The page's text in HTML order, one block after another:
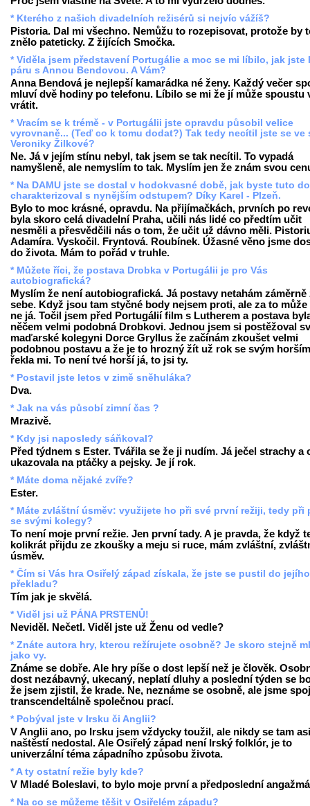
* Kterého z našich divadelních režisérů si nejvíc vážíš?
Pistoria. Dal mi všechno. Nemůžu to rozepisovat, protože by
znělo pateticky. Z žijících Smočka.
* Viděla jsem představení Portugálie a moc se mi líbilo, jak jste
páru s Annou Bendovou. A Vám?
Anna Bendová je nejlepší kamarádka né ženy. Každý večer
mluví dvě hodiny po telefonu. Líbilo se mi že jí může spoustu
vrátit.
* Vracím se k trémě - v Portugálii jste opravdu působil velice
vyrovnaně... (Teď co k tomu dodat?) Tak tedy necítil jste se ve
Veroniky Žilkové?
Ne. Já v jejím stínu nebyl, tak jsem se tak necítil. To vypadá
namyšleně, ale nemyslím to tak. Myslím jen že znám svou
* Na DAMU jste se dostal v hodokvasné době, jak byste tuto
charakterizoval s nynějším odstupem? Díky Karel - Plzeň.
Bylo to moc krásné, opravdu. Na přijímačkách, prvních po
byla skoro celá divadelní Praha, učili nás lidé co předtím učit
nesměli a přesvědčili nás o tom, že učit už dávno měli.
Adamíra. Vyskočil. Fryntová. Roubínek. Úžasné věno jsme
do života. Mám to pořád v truhle.
* Můžete říci, že postava Drobka v Portugálii je pro Vás
autobiografická?
Myslím že není autobiografická. Já postavy netahám záměrně
sebe. Když jsou tam styčné body nejsem proti, ale za to může
ne já. Točil jsem před Portugálií film s Lutherem a postava
něčem velmi podobná Drobkovi. Jednou jsem si postěžoval
maďarské kolegyni Dorce Gryllus že začínám zkoušet velmi
podobnou postavu a že je to hrozný žít už rok se svým
řekla mi. To není tvé horší já, to jsi ty.
* Postavil jste letos v zimě sněhuláka?
Dva.
* Jak na vás působí zimní čas ?
Mrazivě.
* Kdy jsi naposledy sáňkoval?
Před týdnem s Ester. Tvářila se že ji nudím. Já ječel strachy a
ukazovala na ptáčky a pejsky. Je jí rok.
* Máte doma nějaké zvíře?
Ester.
* Máte zvláštní úsměv: využijete ho při své první režiji, tedy při
se svými kolegy?
To není moje první režie. Jen první tady. A je pravda, že když
kolikrát přijdu ze zkoušky a meju si ruce, mám zvláštní,
úsměv.
* Čím si Vás hra Osiřelý západ získala, že jste se pustil do jejího
překladu?
Tím jak je skvělá.
* Viděl jsi už PÁNA PRSTENŮ!
Neviděl. Nečetl. Viděl jste už Ženu od vedle?
* Znáte autora hry, kterou režírujete osobně? Je skoro stejně
jako vy.
Známe se dobře. Ale hry píše o dost lepší než je člověk.
dost nezábavný, ukecaný, neplatí dluhy a poslední týden se
že jsem zjistil, že krade. Ne, neznáme se osobně, ale jsme
transcendeltálně společnou prací.
* Pobýval jste v Irsku či Anglii?
V Anglii ano, po Irsku jsem vždycky toužil, ale nikdy se tam asi
naštěstí nedostal. Ale Osiřelý západ není Irský folklór, je to
univerzální téma západního způsobu života.
* A ty ostatní režie byly kde?
V Mladé Boleslavi, to bylo moje první a předposlední
* Na co se můžeme těšit v Osiřelém západu?